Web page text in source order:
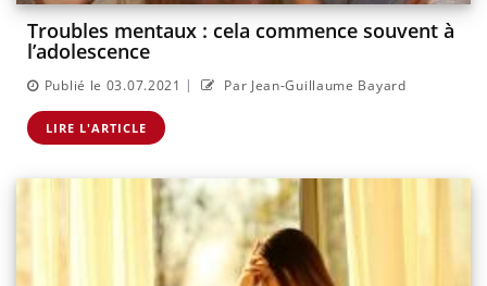
Troubles mentaux : cela commence souvent à
l’adolescence
Publié le 03.07.2021 | Par Jean-Guillaume Bayard
LIRE L'ARTICLE